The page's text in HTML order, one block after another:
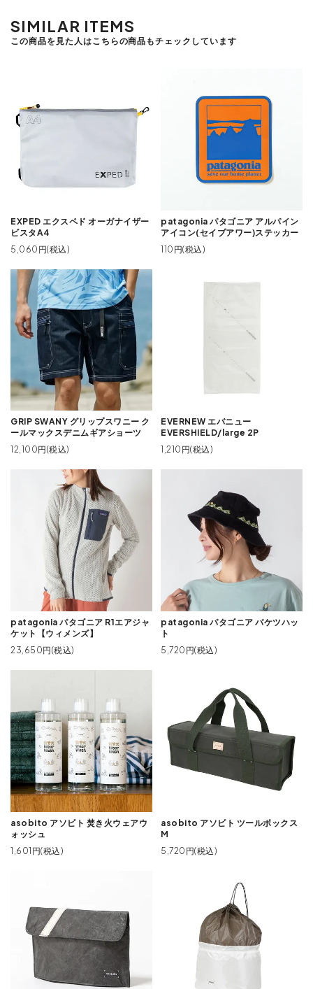
SIMILAR ITEMS
この商品を見た人はこちらの商品もチェックしています
EXPED エクスペド オーガナイザー
ビスタA4
5,060円(税込)
patagonia パタゴニア アルパイン
アイコン(セイブアワー)ステッカー
110円(税込)
GRIP SWANY グリップスワニー ク
ールマックスデニムギアショーツ
12,100円(税込)
EVERNEW エバニュー
EVERSHIELD/large 2P
1,210円(税込)
patagonia パタゴニア R1エアジャ
ケット【ウィメンズ】
23,650円(税込)
patagonia パタゴニア バケツハッ
ト
5,720円(税込)
asobito アソビト 焚き火ウェアウ
ォッシュ
1,601円(税込)
asobito アソビト ツールボックス
M
5,720円(税込)